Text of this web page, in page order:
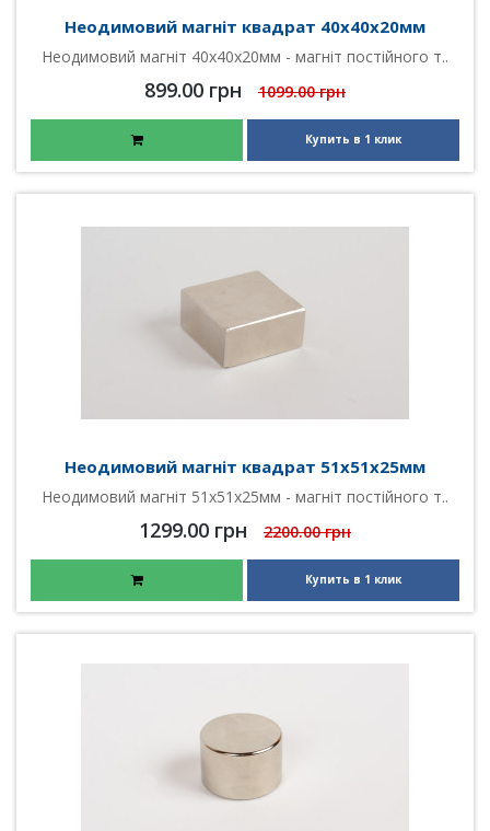
Неодимовий магніт квадрат 40х40х20мм
Неодимовий магніт 40х40х20мм - магніт постійного т..
899.00 грн 1099.00 грн
Купить в 1 клик
Неодимовий магніт квадрат 51х51х25мм
Неодимовий магніт 51х51х25мм - магніт постійного т..
1299.00 грн 2200.00 грн
Купить в 1 клик